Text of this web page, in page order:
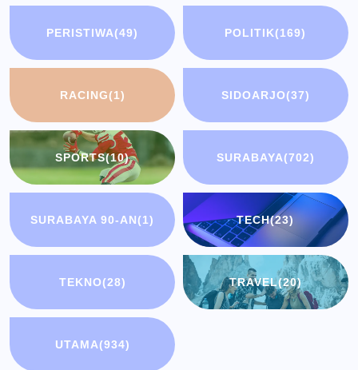
PERISTIWA(49) POLITIK(169)
RACING(1) SIDOARJO(37)
SPORTS(10) SURABAYA(702)
SURABAYA 90-AN(1) TECH(23)
TEKNO(28) TRAVEL(20)
UTAMA(934)